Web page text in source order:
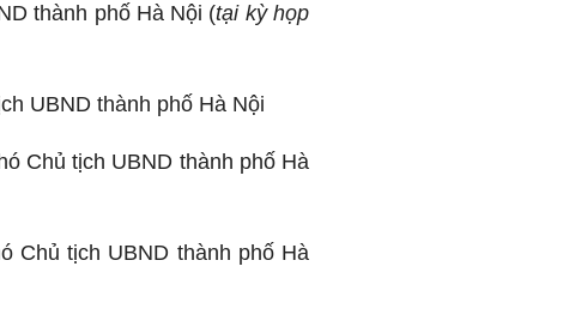
thành phố Hà Nội (tại kỳ họp
UBND thành phố Hà Nội
Chủ tịch UBND thành phố Hà
Chủ tịch UBND thành phố Hà